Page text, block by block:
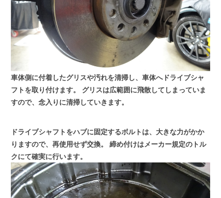
車体側に付着したグリスや汚れを清掃し、車体へドライブシャ
フトを取り付けます。
グリスは広範囲に飛散してしまっていま
すので、念入りに清掃していきます。
ドライブシャフトをハブに固定するボルトは、大きな力がかか
りますので、再使用せず交換。
締め付けはメーカー規定のトル
クにて確実に行います。